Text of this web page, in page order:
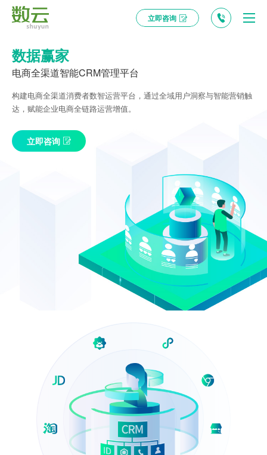
立即咨询
数据赢家
电商全渠道智能CRM管理平台
构建电商全渠道消费者数智运营平台，通过全域用户洞察与智能营销触
达，赋能企业电商全链路运营增值。
立即咨询